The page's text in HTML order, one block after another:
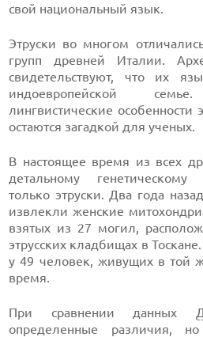
свой национальный язык.
Этруски во многом
групп древней Италии.
свидетельствуют, что их
индоевропейской
лингвистические особенности
остаются загадкой для ученых.
В настоящее время из всех
детальному генетическому
только этруски. Два года
извлекли женские
взятых из 27 могил,
этрусских кладбищах в
у 49 человек, живущих в той
время.
При сравнении данных
определенные различия,